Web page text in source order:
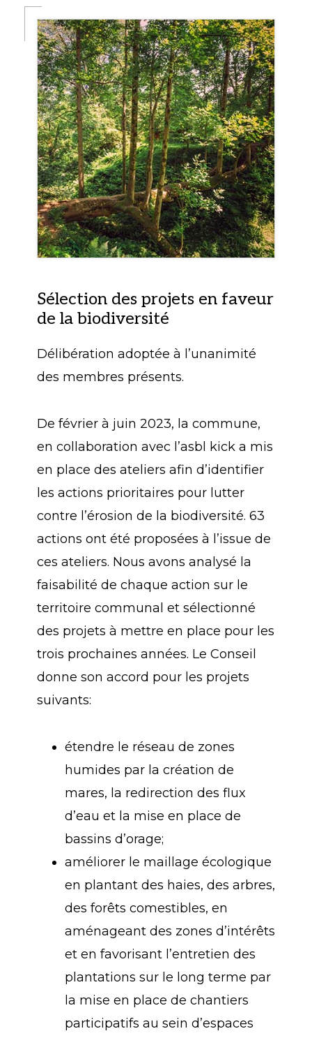
Sélection des projets en faveur
de la biodiversité
Délibération adoptée à l’unanimité
des membres présents.
De février à juin 2023, la commune,
en collaboration avec l’asbl kick a mis
en place des ateliers afin d’identifier
les actions prioritaires pour lutter
contre l’érosion de la biodiversité. 63
actions ont été proposées à l’issue de
ces ateliers. Nous avons analysé la
faisabilité de chaque action sur le
territoire communal et sélectionné
des projets à mettre en place pour les
trois prochaines années. Le Conseil
donne son accord pour les projets
suivants:
étendre le réseau de zones
humides par la création de
mares, la redirection des flux
d’eau et la mise en place de
bassins d’orage;
améliorer le maillage écologique
en plantant des haies, des arbres,
des forêts comestibles, en
aménageant des zones d’intérêts
et en favorisant l’entretien des
plantations sur le long terme par
la mise en place de chantiers
participatifs au sein d’espaces